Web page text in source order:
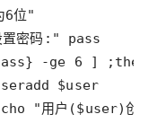
                        useradd $user